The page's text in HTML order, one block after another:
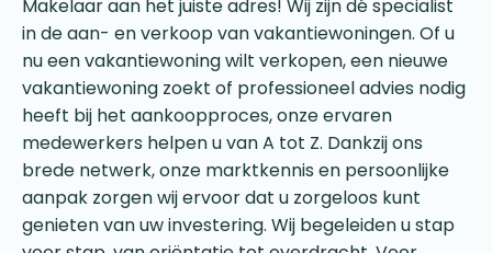
Makelaar aan het juiste adres! Wij zijn dé specialist
in de aan- en verkoop van vakantiewoningen. Of u
nu een vakantiewoning wilt verkopen, een nieuwe
vakantiewoning zoekt of professioneel advies nodig
heeft bij het aankoopproces, onze ervaren
medewerkers helpen u van A tot Z. Dankzij ons
brede netwerk, onze marktkennis en persoonlijke
aanpak zorgen wij ervoor dat u zorgeloos kunt
genieten van uw investering. Wij begeleiden u stap